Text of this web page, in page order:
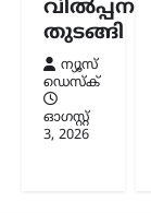
വിൽപ്പന
തുടങ്ങി
ന്യൂസ്
ഡെസ്ക്
ഓഗസ്റ്റ്‌
3, 2026